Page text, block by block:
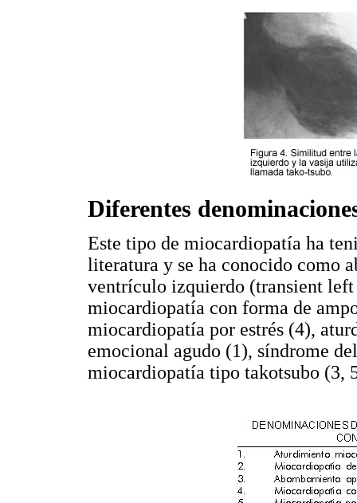
Diferentes
Este tipo de miocardiopatía ha
literatura y se ha conocido como
ventrículo izquierdo (transient
miocardiopatía con forma de
miocardiopatía por estrés (4),
emocional agudo (1), síndrome
miocardiopatía tipo takotsubo (3,